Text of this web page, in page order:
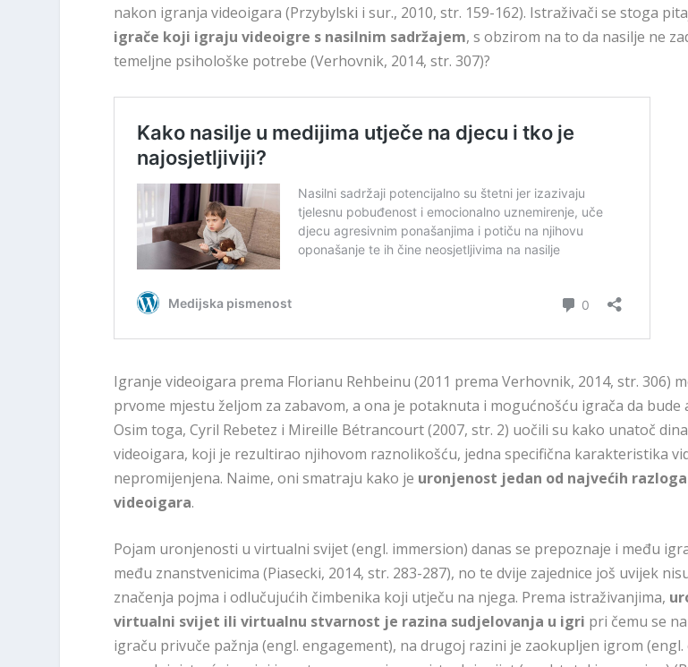
nakon igranja videoigara (Przybylski i sur., 2010, str. 159-162). Istraživači se stoga
igrače koji igraju videoigre s nasilnim sadržajem, s obzirom na to da nasilje ne
temeljne psihološke potrebe (Verhovnik, 2014, str. 307)?
Igranje videoigara prema Florianu Rehbeinu (2011 prema Verhovnik, 2014, str. 306)
prvome mjestu željom za zabavom, a ona je potaknuta i mogućnošću igrača da bude
Osim toga, Cyril Rebetez i Mireille Bétrancourt (2007, str. 2) uočili su kako unatoč
videoigara, koji je rezultirao njihovom raznolikošću, jedna specifična karakteristika
nepromijenjena. Naime, oni smatraju kako je uronjenost jedan od najvećih
videoigara.
Pojam uronjenosti u virtualni svijet (engl. immersion) danas se prepoznaje i među
među znanstvenicima (Piasecki, 2014, str. 283-287), no te dvije zajednice još uvijek
značenja pojma i odlučujućih čimbenika koji utječu na njega. Prema istraživanjima,
virtualni svijet ili virtualnu stvarnost je razina sudjelovanja u igri pri čemu se
igraču privuče pažnja (engl. engagement), na drugoj razini je zaokupljen igrom